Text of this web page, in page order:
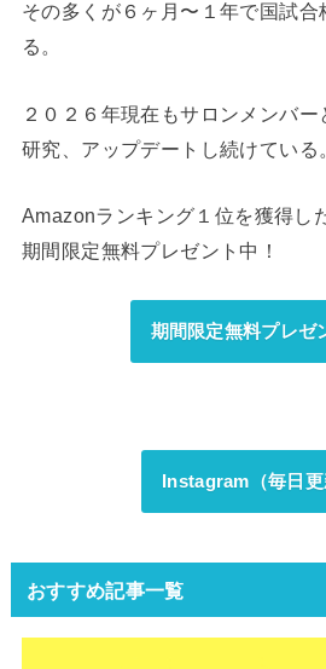
その多くが６ヶ月〜１年で国試合
る。
２０２６年現在もサロンメンバ
研究、アップデートし続けている
Amazonランキング１位を獲得し
期間限定無料プレゼント中！
期間限定無料プレゼ
Instagram（毎日更
おすすめ記事一覧